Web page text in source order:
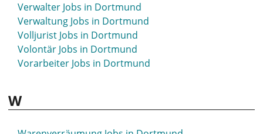
Verwalter Jobs in Dortmund
Verwaltung Jobs in Dortmund
Volljurist Jobs in Dortmund
Volontär Jobs in Dortmund
Vorarbeiter Jobs in Dortmund
W